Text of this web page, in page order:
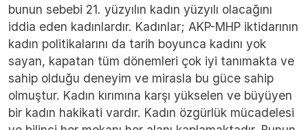
bunun sebebi 21. yüzyılın kadın yüzyılı olacağını
iddia eden kadınlardır. Kadınlar; AKP-MHP iktidarının
kadın politikalarını da tarih boyunca kadını yok
sayan, kapatan tüm dönemleri çok iyi tanımakta ve
sahip olduğu deneyim ve mirasla bu güce sahip
olmuştur. Kadın kırımına karşı yükselen ve büyüyen
bir kadın hakikati vardır. Kadın özgürlük mücadelesi